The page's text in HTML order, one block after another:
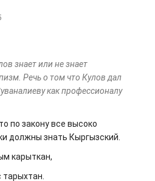
знает или не знает
Речь о том что Кулов дал
как профессионалу
по закону все высоко
должны знать Кыргызский.
карыткан,